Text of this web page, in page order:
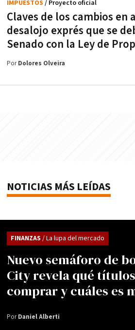
Claves de los cambios en
desalojo exprés que se
Senado con la Ley de
IMPUESTOS / Proyecto oficial
PorDolores Olveira
NOTICIAS MÁS LEÍDAS
Nuevo semáforo de
City revela qué
comprar y cuáles es
FINANZAS / La lupa del mercado
PorDaniel Alberti